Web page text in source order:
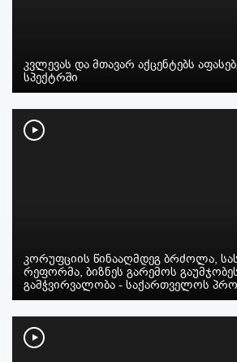
კვლევას და მთავარ აქცენტებს
სპექტრში
კორუფციის წინააღმდეგ ბრძოლა,
რეფორმა, ბიზნეს გარემოს
გამჭვირვალობა - საქართველოს